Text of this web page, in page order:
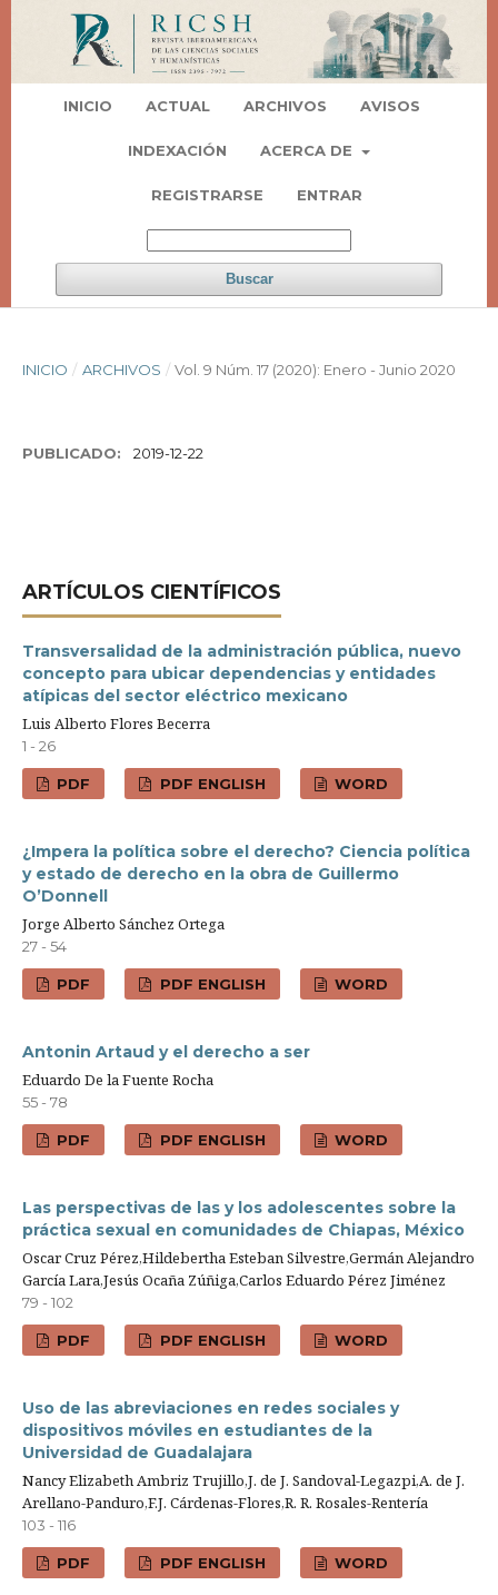
INICIO ACTUAL ARCHIVOS AVISOS
INDEXACIÓN ACERCA DE
REGISTRARSE ENTRAR
Buscar
INICIO / ARCHIVOS / Vol. 9 Núm. 17 (2020): Enero - Junio 2020
PUBLICADO: 2019-12-22
ARTÍ­CULOS CIENTÍFICOS
Transversalidad de la administración pública, nuevo
concepto para ubicar dependencias y entidades
atípicas del sector eléctrico mexicano
Luis Alberto Flores Becerra
1 - 26
PDF PDF ENGLISH WORD
¿Impera la política sobre el derecho? Ciencia política
y estado de derecho en la obra de Guillermo
O’Donnell
Jorge Alberto Sánchez Ortega
27 - 54
PDF PDF ENGLISH WORD
Antonin Artaud y el derecho a ser
Eduardo De la Fuente Rocha
55 - 78
PDF PDF ENGLISH WORD
Las perspectivas de las y los adolescentes sobre la
práctica sexual en comunidades de Chiapas, México
Oscar Cruz Pérez,Hildebertha Esteban Silvestre,Germán Alejandro
García Lara,Jesús Ocaña Zúñiga,Carlos Eduardo Pérez Jiménez
79 - 102
PDF PDF ENGLISH WORD
Uso de las abreviaciones en redes sociales y
dispositivos móviles en estudiantes de la
Universidad de Guadalajara
Nancy Elizabeth Ambriz Trujillo,J. de J. Sandoval-Legazpi,A. de J.
Arellano-Panduro,F.J. Cárdenas-Flores,R. R. Rosales-Rentería
103 - 116
PDF PDF ENGLISH WORD